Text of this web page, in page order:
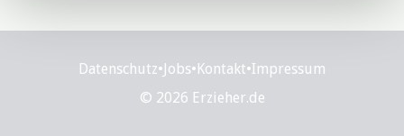
Datenschutz•Jobs•Kontakt•Impressum
© 2026 Erzieher.de